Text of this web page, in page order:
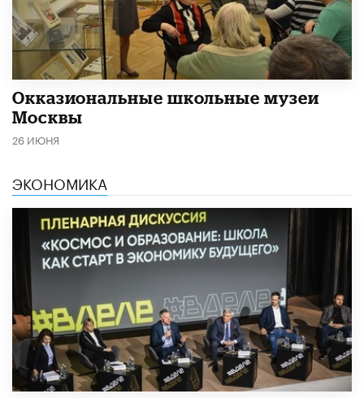
​Окказиональные школьные музеи
Москвы
26 ИЮНЯ
ЭКОНОМИКА